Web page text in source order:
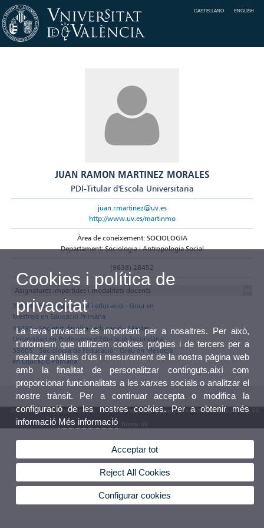
CASTELLANO ENGLISH
JUAN RAMON MARTINEZ MORALES
PDI-Titular d'Escola Universitaria
juan.r.martinez@uv.es
http://www.uv.es/martinmo
Àrea de coneixement: SOCIOLOGIA
Departament: Sociologia i Antropologia Social
(9638) 28452
Asignatures impartides i modalitats docents
33604 - Estructura social i educació - Grau en
Mestre/a en Educació Primària
40495 - Societat, família i educació - Màster
Universitari en Professor/a d'Educació Secundària
33605 - Sociologia de l'educació - Grau en Mestre/a
en Educació Primària
© 2026 UV. - Av. Blasco Ibáñez, 13. 46010 València. Espanya. Tel. UV: (+34) 963 86 41 00
Bústia UV
Cookies i política de
privacitat
La teva privacitat és important per a nosaltres. Per això,
t'informem que utilitzem cookies pròpies i de tercers per a
realitzar anàlisis d'ús i mesurament de la nostra pàgina web
amb la finalitat de personalitzar continguts,així com
proporcionar funcionalitats a les xarxes socials o analitzar el
nostre trànsit. Per a continuar accepta o modifica la
configuració de les nostres cookies. Per a obtenir més
informació Més informació
Acceptar tot
Reject All Cookies
Configurar cookies